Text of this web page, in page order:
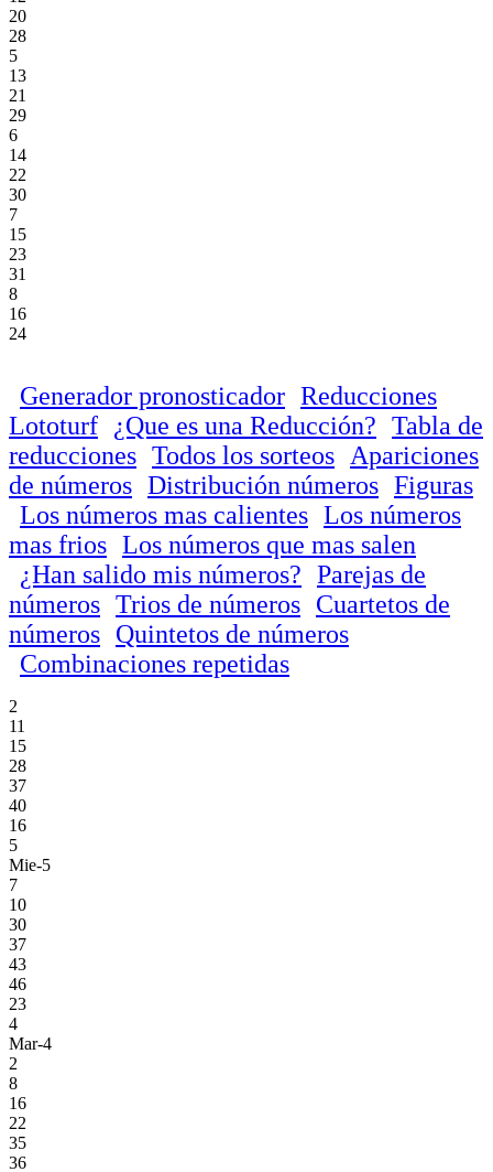
20
28
5
13
21
29
6
14
22
30
7
15
23
31
8
16
24
Generador pronosticador Reducciones
Lototurf
¿Que es una Reducción? Tabla de
reducciones Todos los sorteos
Apariciones
de números Distribución números Figuras
Los números mas calientes Los números
mas frios Los números que mas salen
¿Han salido mis números? Parejas de
números Trios de números Cuartetos de
números Quintetos de números
Combinaciones repetidas
2
11
15
28
37
40
16
5
Mie-5
7
10
30
37
43
46
23
4
Mar-4
2
8
16
22
35
36